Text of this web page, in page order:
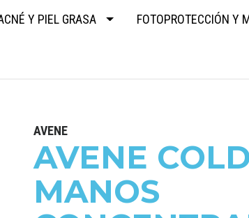
Y PIEL GRASA FOTOPROTECCIÓN Y
AVENE
AVENE
MANOS